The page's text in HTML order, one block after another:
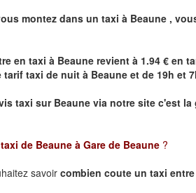
montez dans un taxi à Beaune ,
en taxi à Beaune revient à 1.94 € en
tarif taxi de nuit à Beaune et de 19h et
taxi sur Beaune via notre site c'est la
de Beaune à Gare de Beaune ?
savoir combien coute un taxi